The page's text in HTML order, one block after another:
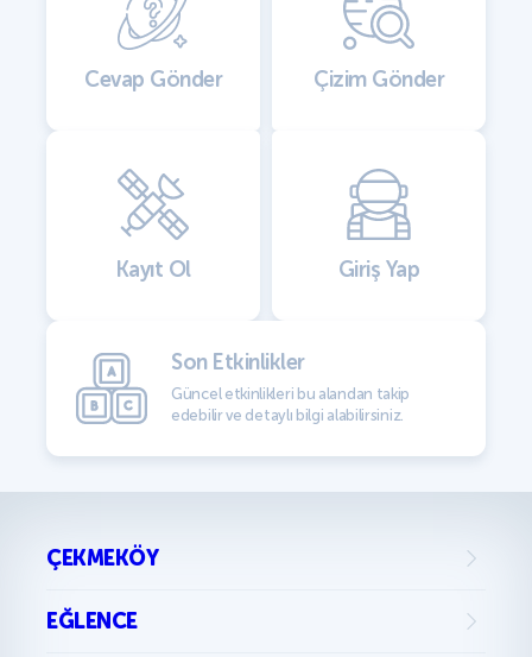
Cevap Gönder Çizim Gönder
Kayıt Ol Giriş Yap
Son Etkinlikler
Güncel etkinlikleri bu alandan takip
edebilir ve detaylı bilgi alabilirsiniz.
ÇEKMEKÖY
EĞLENCE